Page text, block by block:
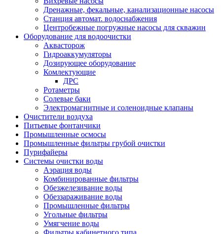
Дренажные, фекальные, канализационные насосы
Станция автомат. водоснабжения
Центробежные погружные насосы для скважин
Оборудование для водоочистки
Аквасторож
Гидроаккумуляторы
Дозирующее оборудование
Комлектующие
ДРС
Ротаметры
Солевые баки
Электромагнитные и соленоидные клапаны
Очистители воздуха
Питьевые фонтанчики
Промышленные осмосы
Промышленные фильтры грубой очистки
Пурифайеры
Системы очистки воды
Аэрация воды
Комбинированные фильтры
Обезжелезивание воды
Обеззараживание воды
Промышленные фильтры
Угольные фильтры
Умягчение воды
Фильтры кабинетного типа